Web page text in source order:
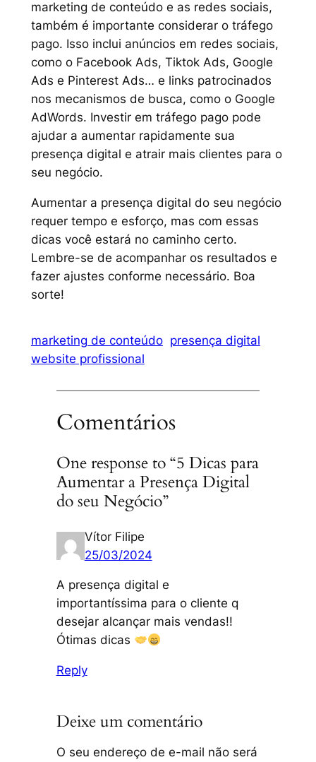
marketing de conteúdo e as redes sociais,
também é importante considerar o tráfego
pago. Isso inclui anúncios em redes sociais,
como o Facebook Ads, Tiktok Ads, Google
Ads e Pinterest Ads… e links patrocinados
nos mecanismos de busca, como o Google
AdWords. Investir em tráfego pago pode
ajudar a aumentar rapidamente sua
presença digital e atrair mais clientes para o
seu negócio.
Aumentar a presença digital do seu negócio
requer tempo e esforço, mas com essas
dicas você estará no caminho certo.
Lembre-se de acompanhar os resultados e
fazer ajustes conforme necessário. Boa
sorte!
marketing de conteúdo presença digital
website profissional
Comentários
One response to “5 Dicas para
Aumentar a Presença Digital
do seu Negócio”
Vítor Filipe
25/03/2024
A presença digital e
importantíssima para o cliente q
desejar alcançar mais vendas!!
Ótimas dicas
Reply
Deixe um comentário
O seu endereço de e-mail não será